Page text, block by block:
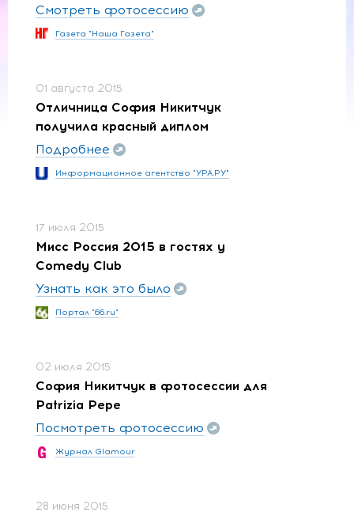
Смотреть фотосессию
Газета "Наша Газета"
01 августа 2015
Отличница София Никитчук
получила красный диплом
Подробнее
Информационное агентство "УРА.РУ"
17 июля 2015
Мисс Россия 2015 в гостях у
Comedy Club
Узнать как это было
Портал "66.ru"
02 июля 2015
София Никитчук в фотосессии для
Patrizia Pepe
Посмотреть фотосессию
Журнал Glamour
28 июня 2015